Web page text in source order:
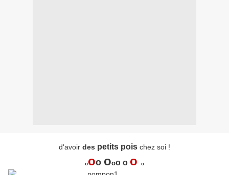
d'avoir des petits pois chez soi !
ooo ooo o o o